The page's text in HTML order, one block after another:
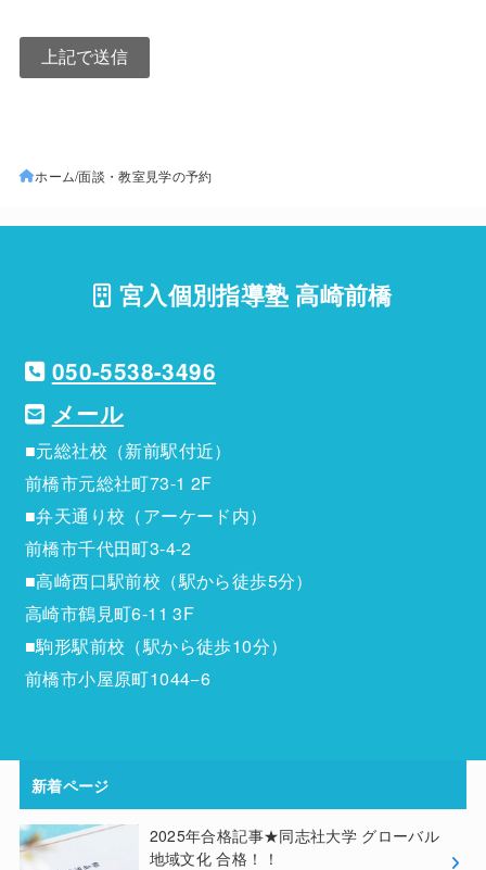
ホーム面談・教室見学の予約
宮入個別指導塾 高崎前橋
050-5538-3496
メール
■元総社校（新前駅付近）
前橋市元総社町73-1 2F
■弁天通り校（アーケード内）
前橋市千代田町3-4-2
■高崎西口駅前校（駅から徒歩5分）
高崎市鶴見町6-11 3F
■駒形駅前校（駅から徒歩10分）
前橋市小屋原町1044−6
新着ページ
2025年合格記事★同志社大学 グローバル
地域文化 合格！！